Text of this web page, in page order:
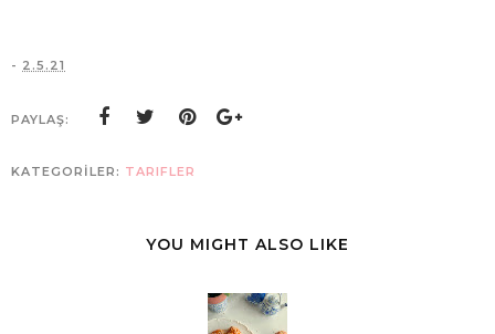
- 2.5.21
PAYLAŞ:
KATEGORİLER: TARIFLER
YOU MIGHT ALSO LIKE